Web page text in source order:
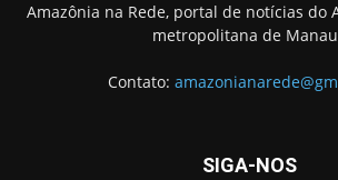
Amazônia na Rede, portal de notícias do
metropolitana de
Contato:
SIGA-NOS